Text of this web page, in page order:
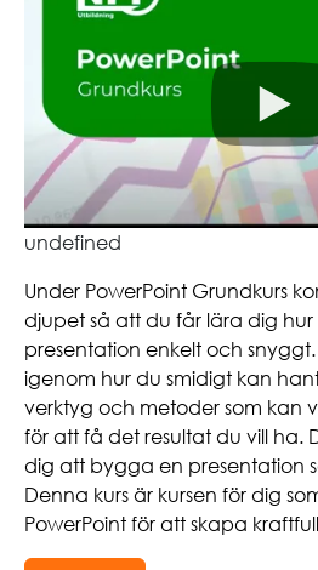
undefined
Under PowerPoint Grundkurs
djupet så att du får lära dig
presentation enkelt och
igenom hur du smidigt kan
verktyg och metoder som kan
för att få det resultat du vill ha.
dig att bygga en presentation
Denna kurs är kursen för dig
PowerPoint för att skapa